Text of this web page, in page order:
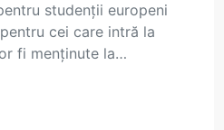
studenții europeni
cei care intră la
fi menținute la…